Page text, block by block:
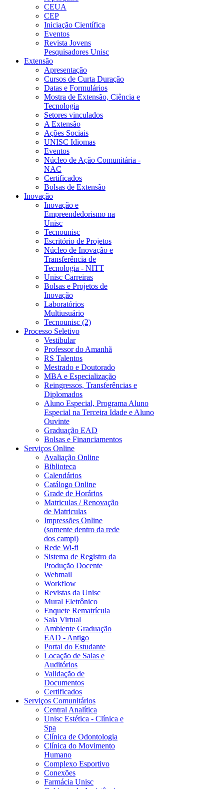
CEUA
CEP
Iniciação Científica
Eventos
Revista Jovens
Pesquisadores Unisc
Extensão
Apresentação
Cursos de Curta Duração
Datas e Formulários
Mostra de Extensão, Ciência e
Tecnologia
Setores vinculados
A Extensão
Ações Sociais
UNISC Idiomas
Eventos
Núcleo de Ação Comunitária -
NAC
Certificados
Bolsas de Extensão
Inovação
Inovação e
Empreendedorismo na
Unisc
Tecnounisc
Escritório de Projetos
Núcleo de Inovação e
Transferência de
Tecnologia - NITT
Unisc Carreiras
Bolsas e Projetos de
Inovação
Laboratórios
Multiusuário
Tecnounisc (2)
Processo Seletivo
Vestibular
Professor do Amanhã
RS Talentos
Mestrado e Doutorado
MBA e Especialização
Reingressos, Transferências e
Diplomados
Aluno Especial, Programa Aluno
Especial na Terceira Idade e Aluno
Ouvinte
Graduação EAD
Bolsas e Financiamentos
Serviços Online
Avaliação Online
Biblioteca
Calendários
Catálogo Online
Grade de Horários
Matriculas / Renovação
de Matriculas
Impressões Online
(somente dentro da rede
dos campi)
Rede Wi-fi
Sistema de Registro da
Produção Docente
Webmail
Workflow
Revistas da Unisc
Mural Eletrônico
Enquete Rematrícula
Sala Virtual
Ambiente Graduação
EAD - Antigo
Portal do Estudante
Locação de Salas e
Auditórios
Validação de
Documentos
Certificados
Serviços Comunitários
Central Analítica
Unisc Estética - Clínica e
Spa
Clínica de Odontologia
Clínica do Movimento
Humano
Complexo Esportivo
Conexões
Farmácia Unisc